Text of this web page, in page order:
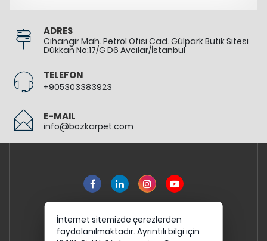
ADRES
Cihangir Mah. Petrol Ofisi Cad. Gülpark Butik Sitesi
Dükkan No:17/G D6 Avcılar/İstanbul
TELEFON
+905303383923
E-MAIL
info@bozkarpet.com
İnternet sitemizde çerezlerden
faydalanılmaktadır. Ayrıntılı bilgi için